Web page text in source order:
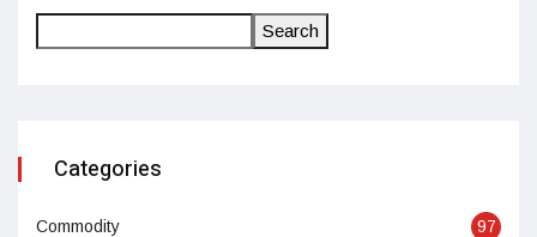
Search
Categories
Commodity 97